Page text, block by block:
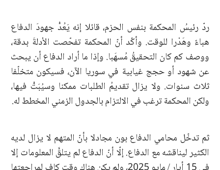
ردّ رئيسُ المحكمة بنفس الحزم، قائلا إنه يَعُدُّ جهودَ الدفاع
هباءً وهَدْرا للوقت. وأكّد أنّ المحكمة تفحّصت الأدلةَ بدقة،
ووصف كم كان التحقيقُ مُسهَبا. وإذا ما أراد الدفاع أن يبحث
عن شهود أو حجج غيابية في سوريا الآن، فسيكون متخلّفا
ثلاث سنوات. ولا يزال تقديمُ الطلبات ممكنا وسيُبَتُّ فيها،
ولكن المحكمة ترغب في الالتزام بالجدول الزمني المخطط له.
ثم تدخّل محامي الدفاع بون مجادلا بأنّ المتهم لا يزال لديه
الكثير ليناقشه مع الدفاع. إلّا أنّ الدفاع لم يتلقَّ المعلومات إلا